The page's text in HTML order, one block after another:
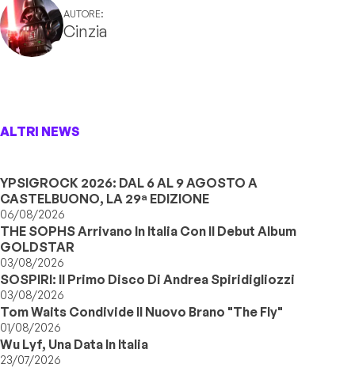
AUTORE:
Cinzia
ALTRI NEWS
YPSIGROCK 2026: DAL 6 AL 9 AGOSTO A
CASTELBUONO, LA 29ª EDIZIONE
06/08/2026
THE SOPHS Arrivano In Italia Con Il Debut Album
GOLDSTAR
03/08/2026
SOSPIRI: Il Primo Disco Di Andrea Spiridigliozzi
03/08/2026
Tom Waits Condivide Il Nuovo Brano "The Fly"
01/08/2026
Wu Lyf, Una Data In Italia
23/07/2026